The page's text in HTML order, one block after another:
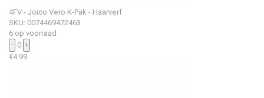
4FV - Joico Vero K-Pak - Haarverf
SKU: 0074469472463
6 op voorraad
− 0 +
€4.99